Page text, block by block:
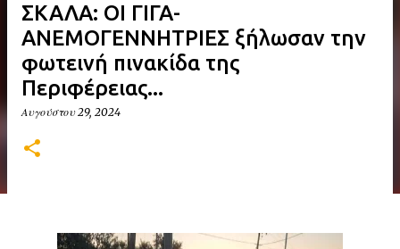
ΣΚΑΛΑ: ΟΙ ΓΙΓΑ-
ΑΝΕΜΟΓΕΝΝΗΤΡΙΕΣ ξήλωσαν την
φωτεινή πινακίδα της
Περιφέρειας...
Αυγούστου 29, 2024